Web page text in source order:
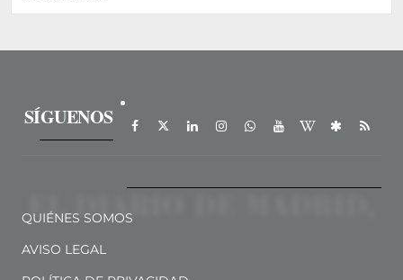
SÍGUENOS
QUIÉNES SOMOS
AVISO LEGAL